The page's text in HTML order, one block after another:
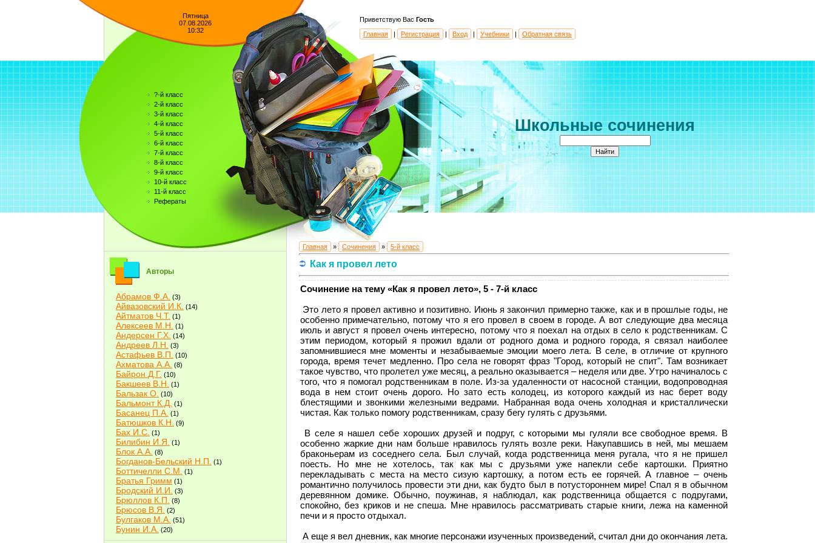
Пятница
07.08.2026
10:32
?-й класс
2-й класс
3-й класс
4-й класс
5-й класс
6-й класс
7-й класс
8-й класс
9-й класс
10-й класс
11-й класс
Рефераты
Авторы
Абрамов Ф.А. (3)
Айвазовский И.К. (14)
Айтматов Ч.Т. (1)
Алексеев М.Н. (1)
Андерсен Г.Х. (14)
Андреев Л.Н. (3)
Астафьев В.П. (10)
Ахматова А.А. (8)
Байрон Д.Г. (10)
Бакшеев В.Н. (1)
Бальзак О. (10)
Бальмонт К.Д. (1)
Басанец П.А. (1)
Батюшков К.Н. (9)
Бах И.С. (1)
Билибин И.Я. (1)
Блок А.А. (8)
Богданов-Бельский Н.П. (1)
Боттичелли С.М. (1)
Братья Гримм (1)
Бродский И.И. (3)
Брюллов К.П. (8)
Брюсов В.Я. (2)
Булгаков М.А. (51)
Бунин И.А. (20)
Быков В.В.(2)
Приветствую Вас Гость
Главная
| Регистрация | Вход | Учебники | Обратная связь
Школьные сочинения
Главная » Сочинения » 5-й класс
Как я провел лето
Сочинение на тему «Как я провел лето», 5 - 7-й класс
Это лето я провел активно и позитивно. Июнь я закончил примерно также, как и в прошлые годы, не
особенно примечательно, потому что я его провел в своем в городе. А вот следующие два месяца
июль и август я провел очень интересно, потому что я поехал на отдых в село к родственникам. С
этим периодом, который я прожил вдали от родного дома и родного города, я связал наиболее
запомнившиеся мне моменты и незабываемые эмоции моего лета. В селе, в отличие от крупного
города, время течет медленно. Про села не говорят фраз "Город, который не спит". Там возникает
такое чувство, что пролетел уже месяц, а реально оказывается – неделя или две. Утро начиналось с
того, что я помогал родственникам в поле. Из-за удаленности от насосной станции, водопроводная
вода в нем стоит очень дорого. Но зато есть колодец, из которого каждый из нас берет воду
блестящими и звонкими железными ведрами. Набранная вода очень холодная и кристаллически
чистая. Как только помогу родственникам, сразу бегу гулять с друзьями.
В селе я нашел себе хороших друзей и подруг, с которыми мы гуляли все свободное время. В
особенно жаркие дни нам больше нравилось гулять возле реки. Накупавшись в ней, мы мешаем
браконьерам из соседнего села. Был случай, когда родственница меня ругала, что я не пришел
поесть. Но мне не хотелось, так как мы с друзьями уже напекли себе картошки. Приятно
перекладывать с места на место сизую картошку, а потом есть ее горячей. А главное – очень
романтично получилось провести эти дни, как будто был в потустороннем мире! Спал я в обычном
деревянном домике. Обычно, поужинав, я наблюдал, как родственница общается с подругами,
спокойно, без криков и не спеша. Мне нравилось рассматривать старые книги, лежа на каменной
печи и я просто отдыхал.
А еще я вел дневник, как многие персонажи изученных произведений, считал дни до окончания лета.